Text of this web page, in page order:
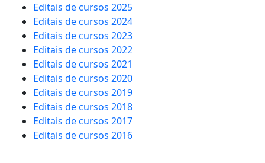
Editais de cursos 2025
Editais de cursos 2024
Editais de cursos 2023
Editais de cursos 2022
Editais de cursos 2021
Editais de cursos 2020
Editais de cursos 2019
Editais de cursos 2018
Editais de cursos 2017
Editais de cursos 2016